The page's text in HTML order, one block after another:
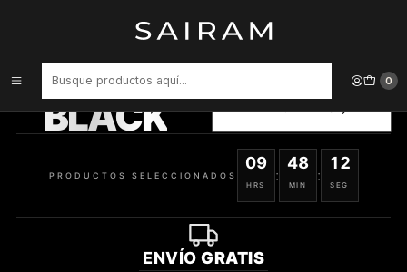
0
Crema Victoria Secret Tease Body Lotion Mujer 250 ml
BLACK
SELECCIONADOS
PRODUCTOS SELECCIONADOS
09
HRS
:
48
MIN
:
11
SEG
ENVÍO GRATIS